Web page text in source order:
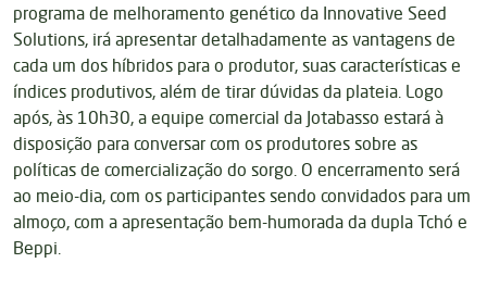
programa de melhoramento genético da Innovative Seed
Solutions, irá apresentar detalhadamente as vantagens de
cada um dos híbridos para o produtor, suas características e
índices produtivos, além de tirar dúvidas da plateia. Logo
após, às 10h30, a equipe comercial da Jotabasso estará à
disposição para conversar com os produtores sobre as
políticas de comercialização do sorgo. O encerramento será
ao meio-dia, com os participantes sendo convidados para um
almoço, com a apresentação bem-humorada da dupla Tchó e
Beppi.